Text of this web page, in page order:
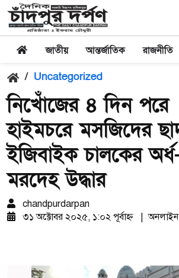
জাতীয় আন্তর্জাতিক রাজনীতি
/ Uncategorized
নিখোঁজের ৪ দিন পরে
হাইমচরে মসজিদের
ইজিবাইক চালকের
মরদেহ উদ্ধার
chandpurdarpan
৩১ অক্টোবর ২০২৫, ১:০২ পূর্বাহ্ন
অনলাইন